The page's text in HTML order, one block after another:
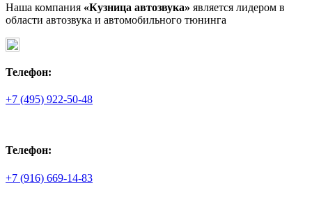
Наша компания «Кузница автозвука» является лидером в
области автозвука и автомобильного тюнинга
Телефон:
+7 (495) 922-50-48
Телефон:
+7 (916) 669-14-83